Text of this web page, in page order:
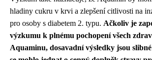
hladiny cukru v krvi a zlepšení citlivosti na
pro osoby s diabetem 2. typu. Ačkoliv je
výzkumu k plnému pochopení všech
Aquaminu, dosavadní výsledky jsou